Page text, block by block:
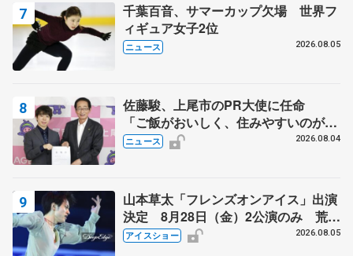
千葉百音、サマーカップ欠場 世界フ
ィギュア女子2位
ニュース 2026.08.05
佐藤駿、上尾市のPR大使に任命
「ご飯がおいしく、住みやすいのが魅
力」
ニュース 2026.08.04
山本草太「フレンズオンアイス」出演
決定 8月28日（金）2公演のみ 荒川
静香さんプロデュース、20周年のアイ
アイスショー 2026.08.05